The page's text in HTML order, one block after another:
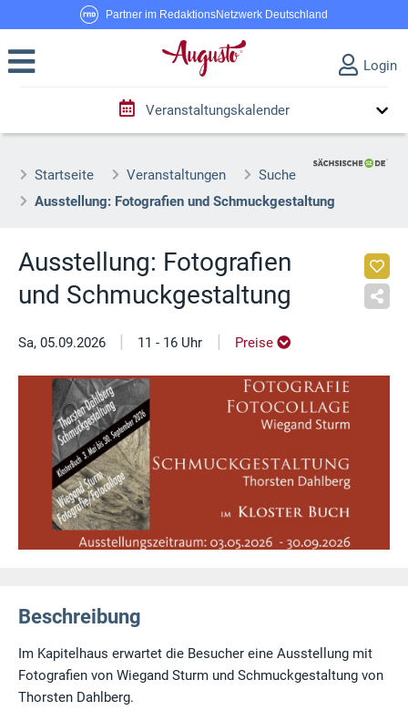
Partner im RedaktionsNetzwerk Deutschland
Login
Veranstaltungskalender
Startseite Veranstaltungen
Suche
Ausstellung: Fotografien und Schmuckgestaltung
Ausstellung: Fotografien
und Schmuckgestaltung
Sa, 05.09.2026 | 11 - 16 Uhr | Preise
Beschreibung
Im Kapitelhaus erwartet die Besucher eine Ausstellung mit
Fotografien von Wiegand Sturm und Schmuckgestaltung von
Thorsten Dahlberg.